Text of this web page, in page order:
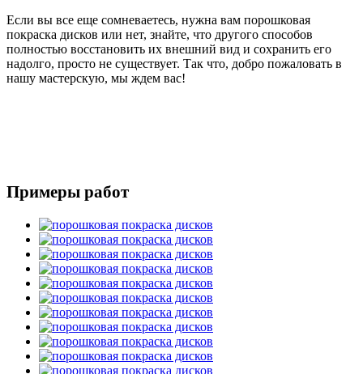
Если вы все еще сомневаетесь, нужна вам порошковая
покраска дисков или нет, знайте, что другого способов
полностью восстановить их внешний вид и сохранить его
надолго, просто не существует. Так что, добро пожаловать в
нашу мастерскую, мы ждем вас!
Примеры работ